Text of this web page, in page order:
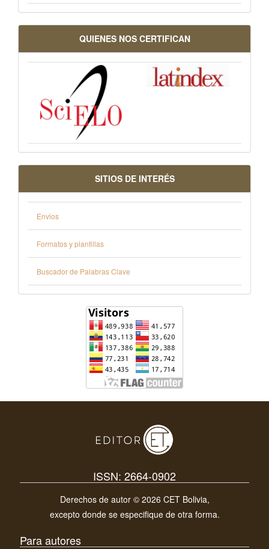
QUIENES NOS CERTIFICAN
SITIOS DE INTERÉS
Envios
Formatos y plantillas
Buscador de Palabras Clave
ISSN: 2664-0902
Derechos de autor © 2026 CET Bolivia,
excepto donde se especifique de otra forma.
Para autores